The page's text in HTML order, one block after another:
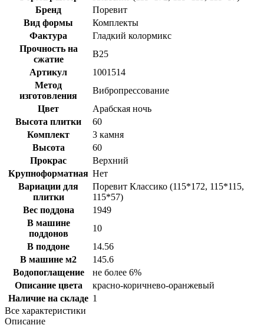
Бренд
Поревит
Вид формы
Комплекты
Фактура
Гладкий колормикс
Прочность на
сжатие
B25
Артикул
1001514
Метод
изготовления
Вибропрессование
Цвет
Арабская ночь
Высота плитки
60
Комплект
3 камня
Высота
60
Прокрас
Верхний
Крупноформатная Нет
Вариации для
плитки
Поревит Классико (115*172, 115*115,
115*57)
Вес поддона
1949
В машине
поддонов
10
В поддоне
14.56
В машине м2
145.6
Водопоглащение
не более 6%
Описание цвета
красно-коричнево-оранжевый
Наличие на складе 1
Все характеристики
Описание